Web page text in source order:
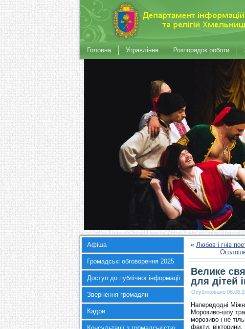
Головна Управління Розпорядок роботи
Афіша
Громадські обговорення 2025
Доступ до публічної інформації
Звернення громадян
Кадри
« Любов і гнів
Велике
для дітей
Опубліковано
Напередодні
Морозиво-шоу
морозиво і не
факти,